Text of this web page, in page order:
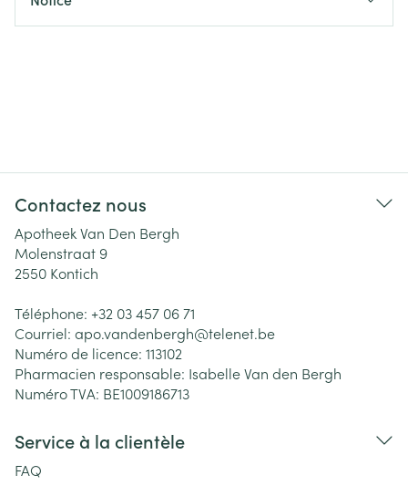
Contactez nous
Apotheek Van Den Bergh
Molenstraat 9
2550 Kontich
Téléphone: +32 03 457 06 71
Courriel: apo.vandenbergh@telenet.be
Numéro de licence: 113102
Pharmacien responsable: Isabelle Van den Bergh
Numéro TVA: BE1009186713
Service à la clientèle
FAQ